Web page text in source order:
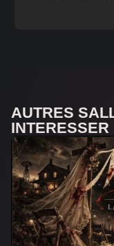
AUTRES
INTERESSER